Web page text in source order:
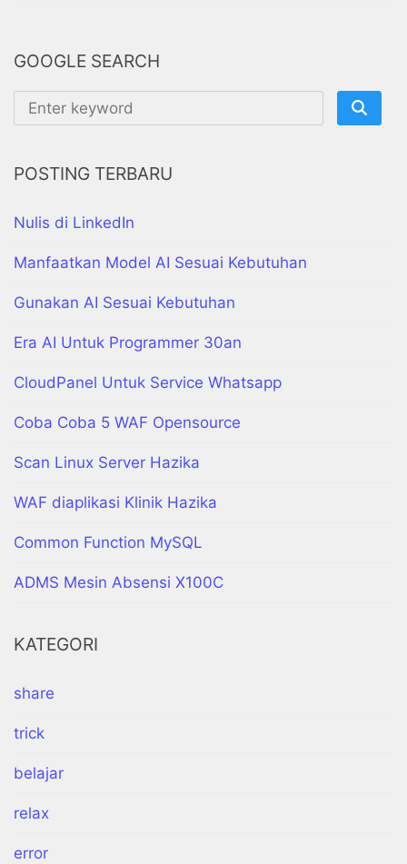
GOOGLE SEARCH
POSTING TERBARU
Nulis di LinkedIn
Manfaatkan Model AI Sesuai Kebutuhan
Gunakan AI Sesuai Kebutuhan
Era AI Untuk Programmer 30an
CloudPanel Untuk Service Whatsapp
Coba Coba 5 WAF Opensource
Scan Linux Server Hazika
WAF diaplikasi Klinik Hazika
Common Function MySQL
ADMS Mesin Absensi X100C
KATEGORI
share
trick
belajar
relax
error